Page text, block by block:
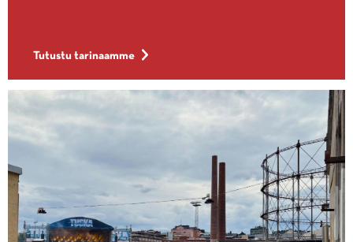
Tutustu tarinaamme